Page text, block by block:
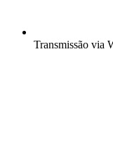
Transmissão via